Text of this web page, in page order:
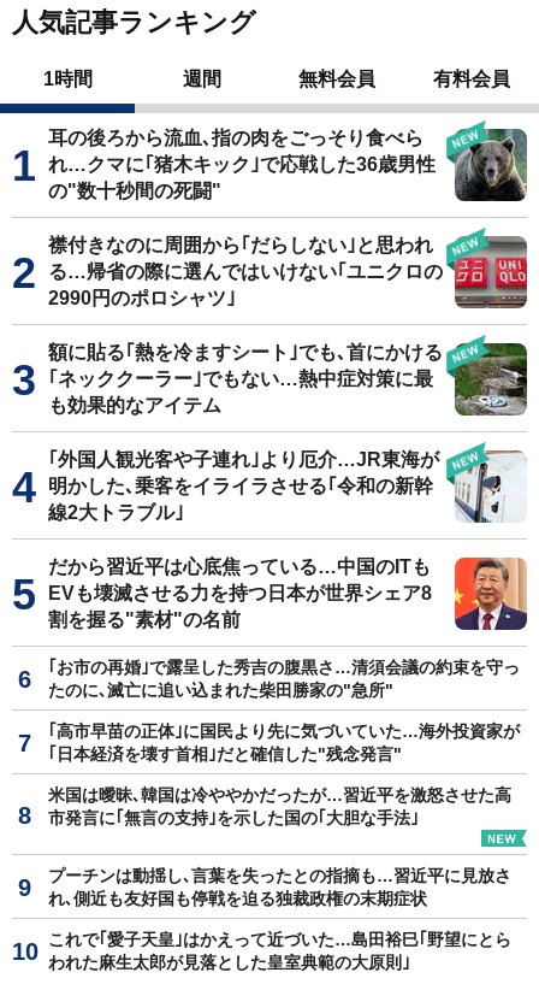
人気記事ランキング
1時間 週間 無料会員 有料会員
耳の後ろから流血､指の肉をごっそり食べら
れ…クマに｢猪木キック｣で応戦した36歳男性
の"数十秒間の死闘"
襟付きなのに周囲から｢だらしない｣と思われ
る…帰省の際に選んではいけない｢ユニクロの
2990円のポロシャツ｣
額に貼る｢熱を冷ますシート｣でも､首にかける
｢ネッククーラー｣でもない…熱中症対策に最
も効果的なアイテム
｢外国人観光客や子連れ｣より厄介…JR東海が
明かした､乗客をイライラさせる｢令和の新幹
線2大トラブル｣
だから習近平は心底焦っている…中国のITも
EVも壊滅させる力を持つ日本が世界シェア8
割を握る"素材"の名前
｢お市の再婚｣で露呈した秀吉の腹黒さ…清須会議の約束を守っ
たのに､滅亡に追い込まれた柴田勝家の"急所"
｢高市早苗の正体｣に国民より先に気づいていた…海外投資家が
｢日本経済を壊す首相｣だと確信した"残念発言"
米国は曖昧､韓国は冷ややかだったが…習近平を激怒させた高
市発言に｢無言の支持｣を示した国の｢大胆な手法｣
プーチンは動揺し､言葉を失ったとの指摘も…習近平に見放さ
れ､側近も友好国も停戦を迫る独裁政権の末期症状
これで｢愛子天皇｣はかえって近づいた…島田裕巳｢野望にとら
われた麻生太郎が見落とした皇室典範の大原則｣